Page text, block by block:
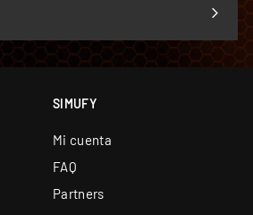
DE SIM RACING EN
premium de sim racing en
— más de 70 marcas
de Reparación Fanatec fuera
SIMUFY
Mi cuenta
FAQ
Partners